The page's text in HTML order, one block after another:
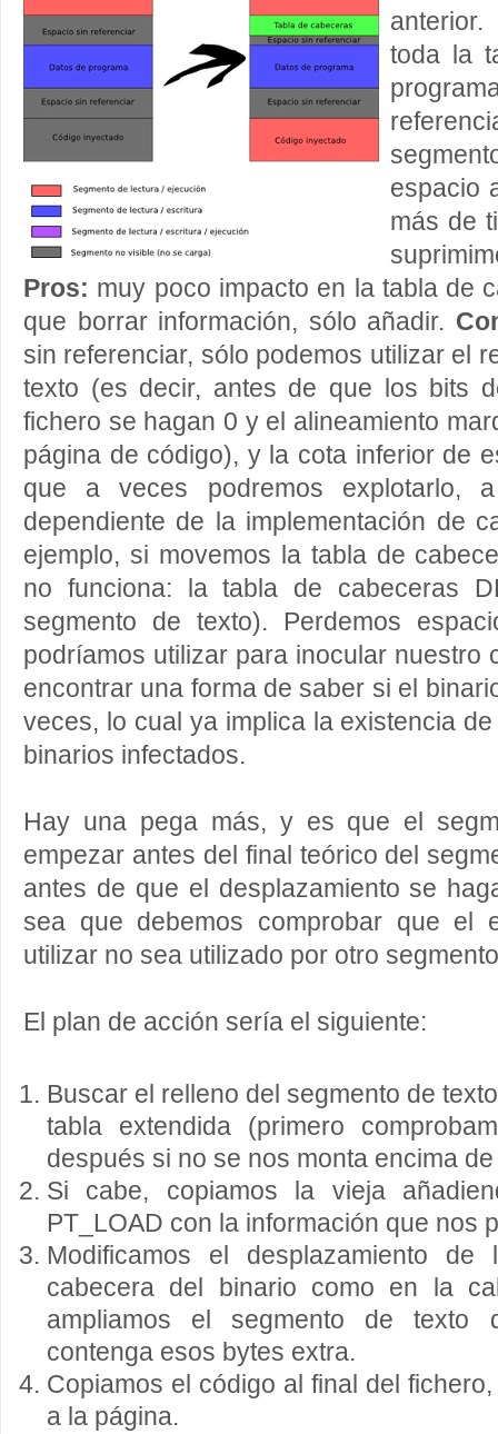
toda la
espacio
más de
Pros: muy poco impacto en la tabla de
que borrar información, sólo añadir.
sin referenciar, sólo podemos utilizar el
texto (es decir, antes de que los bits
fichero se hagan 0 y el alineamiento
página de código), y la cota inferior de
que a veces podremos explotarlo,
dependiente de la implementación de
ejemplo, si movemos la tabla de
no funciona: la tabla de cabeceras
segmento de texto). Perdemos
podríamos utilizar para inocular nuestro
encontrar una forma de saber si el
veces, lo cual ya implica la existencia
binarios infectados.
Hay una pega más, y es que el
empezar antes del final teórico del
antes de que el desplazamiento se
sea que debemos comprobar que el
utilizar no sea utilizado por otro
El plan de acción sería el siguiente:
Buscar el relleno del segmento de
tabla extendida (primero
después si no se nos monta encima
Si cabe, copiamos la vieja
PT_LOAD con la información que nos
Modificamos el desplazamiento
cabecera del binario como en la
ampliamos el segmento de texto
contenga esos bytes extra.
Copiamos el código al final del
a la página.